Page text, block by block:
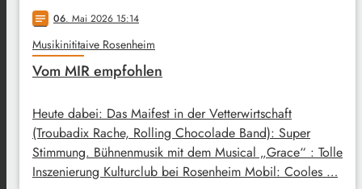
notes 06. Mai 2026 15:14
Musikinititaive Rosenheim
Vom MIR empfohlen
Heute dabei: Das Maifest in der Vetterwirtschaft
(Troubadix Rache, Rolling Chocolade Band): Super
Stimmung. Bühnenmusik mit dem Musical „Grace“ : Tolle
Inszenierung Kulturclub bei Rosenheim Mobil: Cooles …